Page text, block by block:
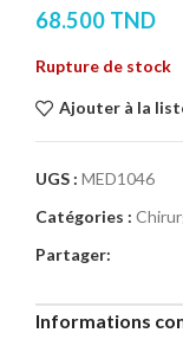
68.500 TND
Rupture de stock
Ajouter à la
UGS : MED1046
Catégories :
Partager:
Informations